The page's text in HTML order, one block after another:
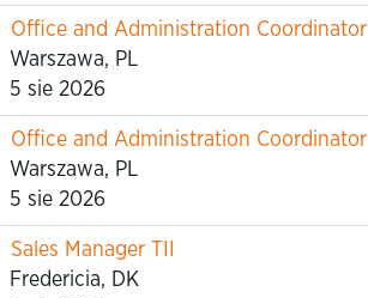
Office and Administration Coordinator
Warszawa, PL
5 sie 2026
Office and Administration Coordinator
Warszawa, PL
5 sie 2026
Sales Manager TII
Fredericia, DK